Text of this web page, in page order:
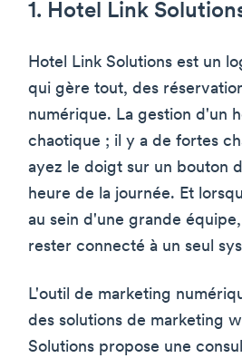
1. Hotel Link
Hotel Link Solutions est un
qui gère tout, des
numérique. La gestion d'un
chaotique ; il y a de fortes
ayez le doigt sur un bouton
heure de la journée. Et
au sein d'une grande
rester connecté à un seul
L'outil de marketing
des solutions de marketing
Solutions propose une